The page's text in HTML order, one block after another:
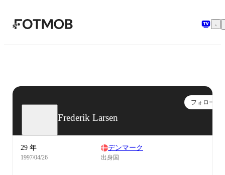
メインコンテンツへスキップ
Frederik Larsen
フォロー
29 年
1997/04/26
デンマーク
出身国